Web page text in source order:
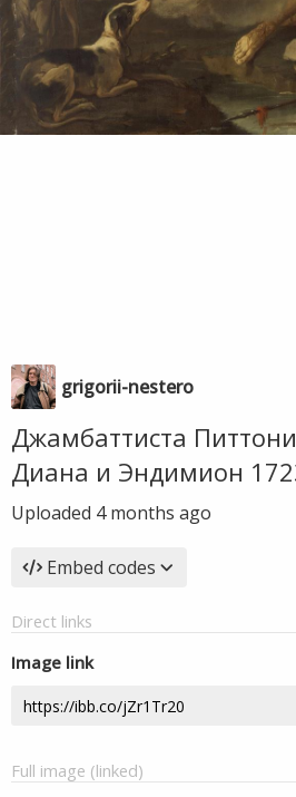
grigorii-nestero
Джамбаттиста
Диана и Эндимион
Uploaded 4 months ago
Embed codes
Direct links
Image link
Full image (linked)